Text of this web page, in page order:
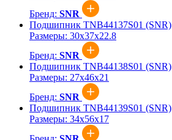
Бренд: SNR
Подшипник TNB44137S01 (SNR)
Размеры: 30x37x22.8
Бренд: SNR
Подшипник TNB44138S01 (SNR)
Размеры: 27x46x21
Бренд: SNR
Подшипник TNB44139S01 (SNR)
Размеры: 34x56x17